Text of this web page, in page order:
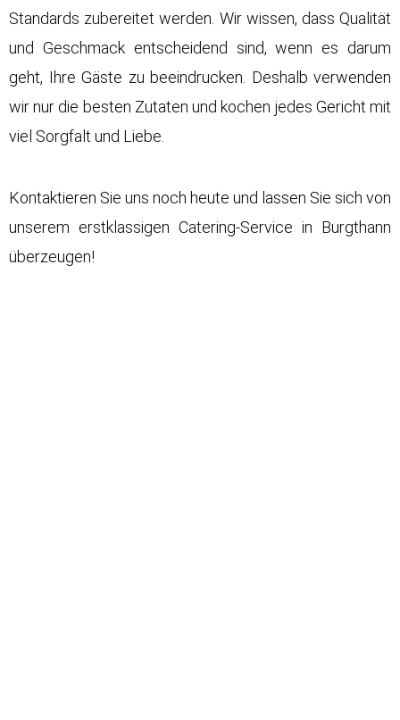
Standards zubereitet werden. Wir wissen, dass Qualität
und Geschmack entscheidend sind, wenn es darum
geht, Ihre Gäste zu beeindrucken. Deshalb verwenden
wir nur die besten Zutaten und kochen jedes Gericht mit
viel Sorgfalt und Liebe.
Kontaktieren Sie uns noch heute und lassen Sie sich von
unserem erstklassigen Catering-Service in Burgthann
überzeugen!